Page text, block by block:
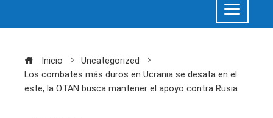
Inicio
Uncategorized
Los combates más duros en Ucrania se desata en el
este, la OTAN busca mantener el apoyo contra Rusia